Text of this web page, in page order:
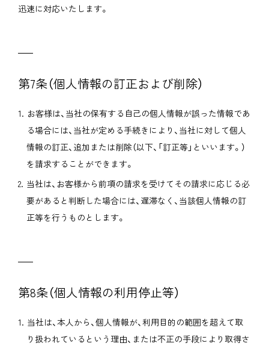
迅速に対応いたします。
第7条（個人情報の訂正および削除）
お客様は、当社の保有する自己の個人情報が誤った情報であ
る場合には、当社が定める手続きにより、当社に対して個人
情報の訂正、追加または削除（以下、「訂正等」といいます。）
を請求することができます。
当社は、お客様から前項の請求を受けてその請求に応じる必
要があると判断した場合には、遅滞なく、当該個人情報の訂
正等を行うものとします。
第8条（個人情報の利用停止等）
当社は、本人から、個人情報が、利用目的の範囲を超えて取
り扱われているという理由、または不正の手段により取得さ